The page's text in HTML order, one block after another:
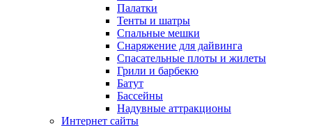
Палатки
Тенты и шатры
Спальные мешки
Снаряжение для дайвинга
Спасательные плоты и жилеты
Грили и барбекю
Батут
Бассейны
Надувные аттракционы
Интернет сайты